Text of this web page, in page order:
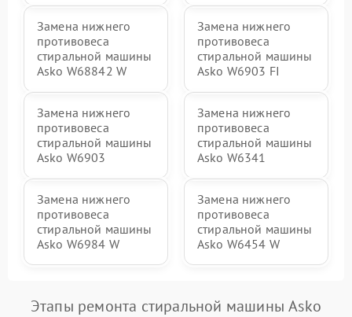
Замена нижнего
противовеса
стиральной машины
Asko W68842 W
Замена нижнего
противовеса
стиральной машины
Asko W6903 FI
Замена нижнего
противовеса
стиральной машины
Asko W6903
Замена нижнего
противовеса
стиральной машины
Asko W6341
Замена нижнего
противовеса
стиральной машины
Asko W6984 W
Замена нижнего
противовеса
стиральной машины
Asko W6454 W
Этапы ремонта стиральной машины Asko